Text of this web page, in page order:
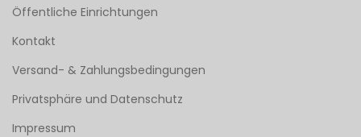
Öffentliche Einrichtungen
Kontakt
Versand- & Zahlungsbedingungen
Privatsphäre und Datenschutz
Impressum